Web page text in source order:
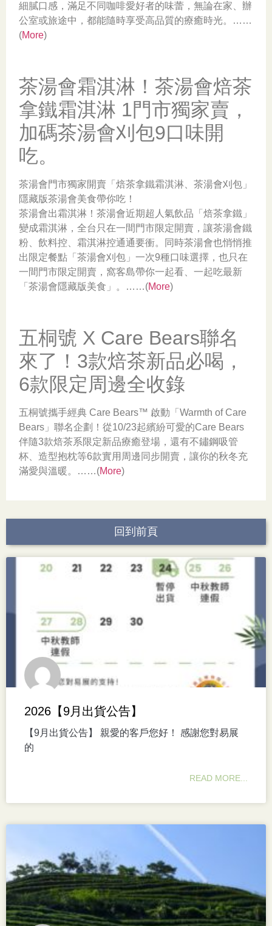
細膩口感，滿足不同咖啡愛好者的味蕾，無論在家、辦
公室或旅途中，都能隨時享受高品質的療癒時光。……
(More)
茶湯會霜淇淋！茶湯會焙茶
拿鐵霜淇淋 1門市獨家賣，
加碼茶湯會刈包9口味開
吃。
茶湯會門市獨家開賣「焙茶拿鐵霜淇淋、茶湯會刈包」
隱藏版茶湯會美食帶你吃！
茶湯會出霜淇淋！茶湯會近期超人氣飲品「焙茶拿鐵」
變成霜淇淋，全台只在一間門市限定開賣，讓茶湯會鐵
粉、飲料控、霜淇淋控通通要衝。同時茶湯會也悄悄推
出限定餐點「茶湯會刈包」一次9種口味選擇，也只在
一間門市限定開賣，窩客島帶你一起看、一起吃最新
「茶湯會隱藏版美食」。……(More)
五桐號 X Care Bears聯名
來了！3款焙茶新品必喝，
6款限定周邊全收錄
五桐號攜手經典 Care Bears™ 啟動「Warmth of Care
Bears」聯名企劃！從10/23起繽紛可愛的Care Bears
伴隨3款焙茶系限定新品療癒登場，還有不鏽鋼吸管
杯、造型抱枕等6款實用周邊同步開賣，讓你的秋冬充
滿愛與溫暖。……(More)
回到前頁
2026【9月出貨公告】
【9月出貨公告】 親愛的客戶您好！ 感謝您對易展
的
READ MORE...